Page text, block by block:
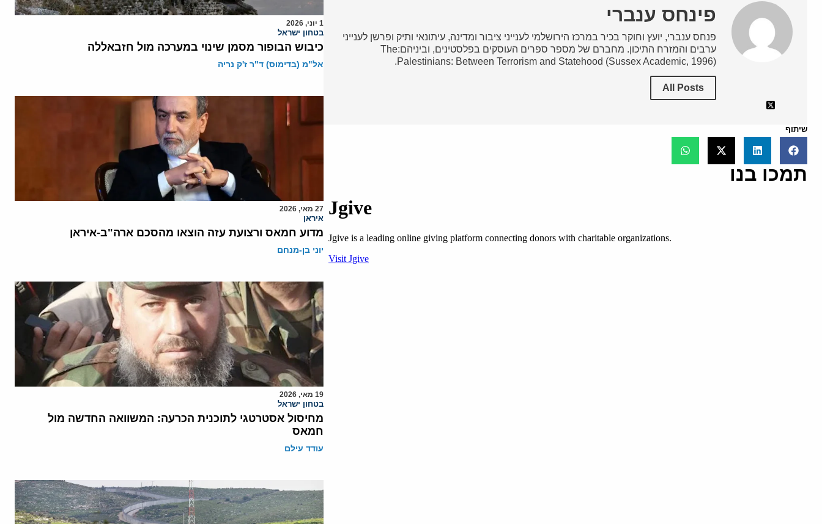
פינחס ענברי
פנחס ענברי, יועץ וחוקר בכיר במרכז הירושלמי לענייני ציבור ומדינה, עיתונאי ותיק ופרשן לענייני
ערבים והמזרח התיכון. מחברם של מספר ספרים העוסקים בפלסטינים, וביניהם:The
Palestinians: Between Terrorism and Statehood (Sussex Academic, 1996).
All Posts
שיתוף
תמכו בנו
1 יוני, 2026
בטחון ישראל
כיבוש הבופור מסמן שינוי במערכה מול חזבאללה
אל"מ (בדימוס) ד"ר ז'ק נריה
27 מאי, 2026
איראן
מדוע חמאס ורצועת עזה הוצאו מהסכם ארה"ב-איראן
יוני בן-מנחם
19 מאי, 2026
בטחון ישראל
מחיסול אסטרטגי לתוכנית הכרעה: המשוואה החדשה מול
חמאס
עודד עילם